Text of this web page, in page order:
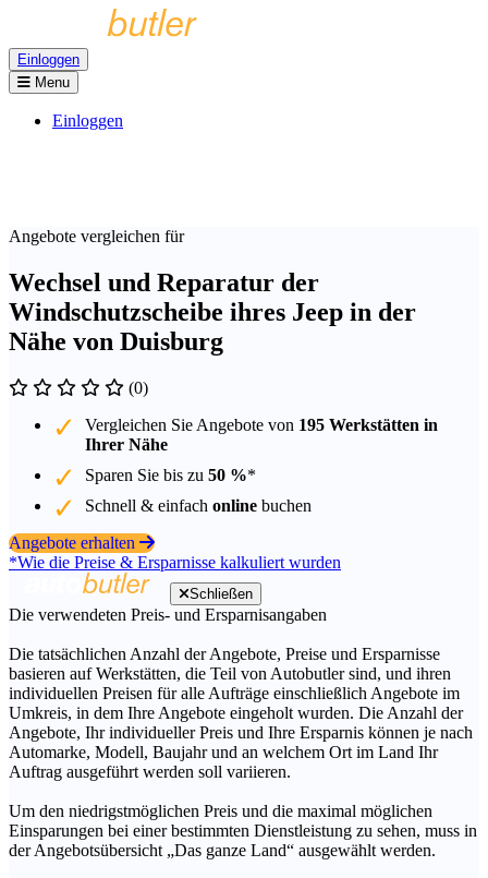
Einloggen
Menu
Einloggen
Angebote vergleichen für
Wechsel und Reparatur der
Windschutzscheibe ihres Jeep in der
Nähe von Duisburg
(0)
Vergleichen Sie Angebote von 195 Werkstätten in
Ihrer Nähe
Sparen Sie bis zu 50 %*
Schnell & einfach online buchen
Angebote erhalten
*Wie die Preise & Ersparnisse kalkuliert wurden
Schließen
Die verwendeten Preis- und Ersparnisangaben
Die tatsächlichen Anzahl der Angebote, Preise und Ersparnisse
basieren auf Werkstätten, die Teil von Autobutler sind, und ihren
individuellen Preisen für alle Aufträge einschließlich Angebote im
Umkreis, in dem Ihre Angebote eingeholt wurden. Die Anzahl der
Angebote, Ihr individueller Preis und Ihre Ersparnis können je nach
Automarke, Modell, Baujahr und an welchem Ort im Land Ihr
Auftrag ausgeführt werden soll variieren.
Um den niedrigstmöglichen Preis und die maximal möglichen
Einsparungen bei einer bestimmten Dienstleistung zu sehen, muss in
der Angebotsübersicht „Das ganze Land“ ausgewählt werden.